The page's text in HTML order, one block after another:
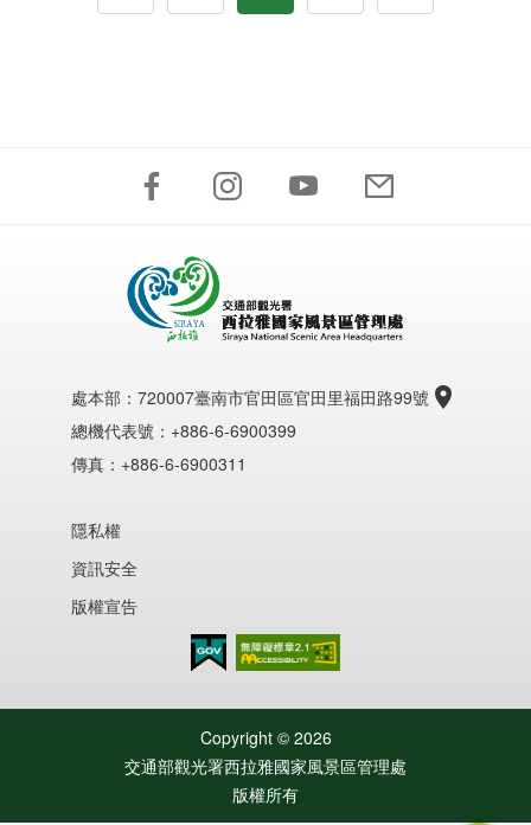
處本部： 720007臺南市官田區官田里福田路99號
總機代表號：+886-6-6900399
傳真：+886-6-6900311
隱私權
資訊安全
版權宣告
Copyright © 2026
交通部觀光署西拉雅國家風景區管理處
版權所有